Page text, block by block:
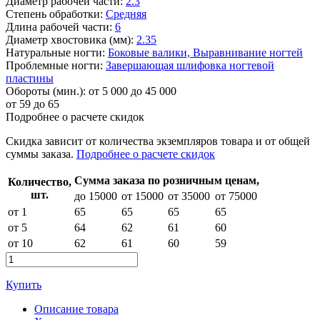
Степень обработки: Средняя
Длина рабочей части: 6
Диаметр хвостовика (мм): 2.35
Натуральные ногти: Боковые валики, Выравнивание ногтей
Проблемные ногти: Завершающая шлифовка ногтевой
пластины
Обороты (мин.): от 5 000 до 45 000
от 59 до 65
Подробнее о расчете скидок
Скидка зависит от количества экземпляров товара и от общей
суммы заказа. Подробнее о расчете скидок
Количество,
шт.
Сумма заказа по розничным ценам,
до 15000 от 15000 от 35000 от 75000
от 1
65 65 65
65
от 5
64 62 61
60
от 10
62 61 60 59
Купить
Описание товара